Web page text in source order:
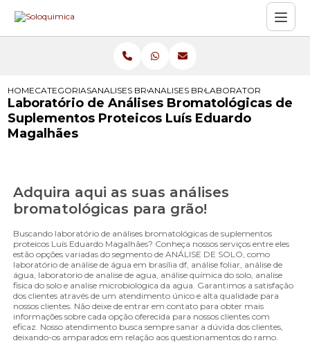
HOMECATEGORIASANALISES BROMATOLOGICAS
ANALISES BROMATOLOGICAS PARA
LABORATORIO DE
Laboratório de Análises Bromatológicas de
Suplementos Proteicos Luís Eduardo
Magalhães
Adquira aqui as suas análises
bromatológicas para grão!
Buscando laboratório de análises bromatológicas de suplementos
proteicos Luís Eduardo Magalhães? Conheça nossos serviços entre eles
estão opções variadas do segmento de ANÁLISE DE SOLO, como
laboratório de análise de água em brasília df, análise foliar, análise de
água, laboratorio de analise de agua, análise química do solo, analise
fisica do solo e analise microbiologica da agua. Garantimos a satisfação
dos clientes através de um atendimento único e alta qualidade para
nossos clientes. Não deixe de entrar em contato para obter mais
informações sobre cada opção oferecida para nossos clientes com
eficaz. Nosso atendimento busca sempre sanar a dúvida dos clientes,
deixando-os amparados em relação aos questionamentos do ramo.